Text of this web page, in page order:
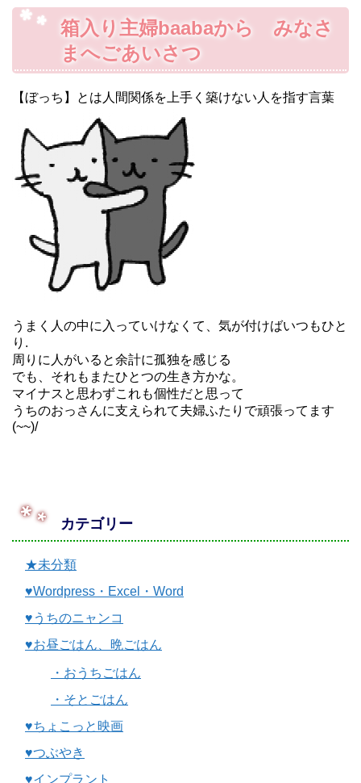
箱入り主婦baabaから みなさ
まへごあいさつ
【ぼっち】とは人間関係を上手く築けない人を指す言葉
うまく人の中に入っていけなくて、気が付けばいつもひと
り.
周りに人がいると余計に孤独を感じる
でも、それもまたひとつの生き方かな。
マイナスと思わずこれも個性だと思って
うちのおっさんに支えられて夫婦ふたりで頑張ってます
(~~)/
カテゴリー
★未分類
♥Wordpress・Excel・Word
♥うちのニャンコ
♥お昼ごはん、晩ごはん
・おうちごはん
・そとごはん
♥ちょこっと映画
♥つぶやき
♥インプラント